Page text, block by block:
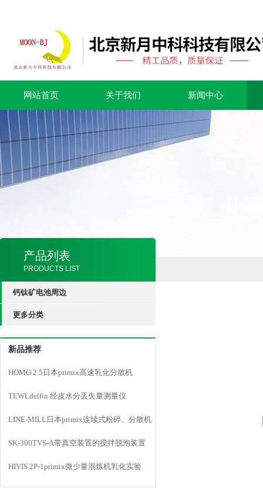
网站首页 关于我们 新闻中心
产品列表
PRODUCTS LIST
钙钛矿电池周边
更多分类
新品推荐
HOMO 2.5日本primix高速乳化分散机
TEWLdelfin 经皮水分丢失量测量仪
LINE-MILL日本primix连续式粉碎、分散机
LINE MILL
SK-300TVS-A带真空装置的搅拌脱泡装置
HIVIS 2P-1primix微少量混炼机乳化实验